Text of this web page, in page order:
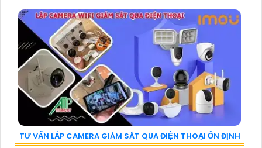
TƯ VẤN LẮP CAMERA GIÁM SÁT QUA ĐIỆN THOẠI ỔN ĐỊNH